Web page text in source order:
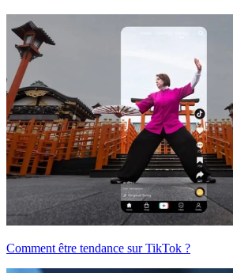
Comment être tendance sur TikTok ?